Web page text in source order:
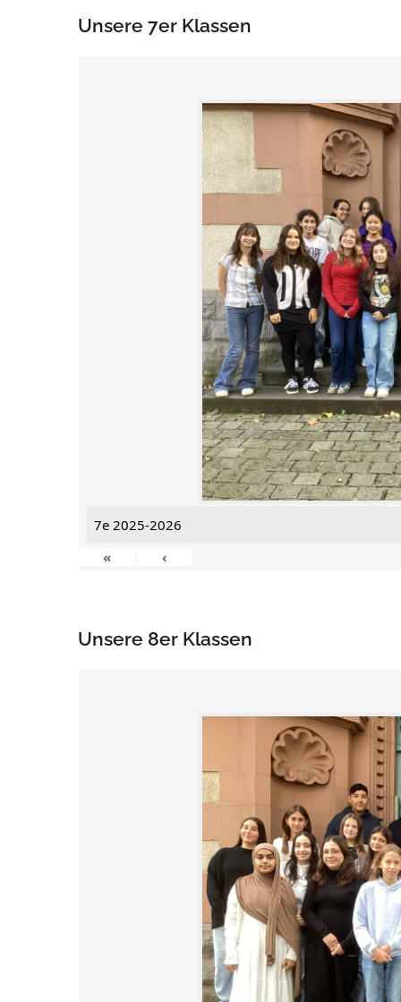
Unsere 7er Klassen
7e 2025-2026
«
‹
Unsere 8er Klassen